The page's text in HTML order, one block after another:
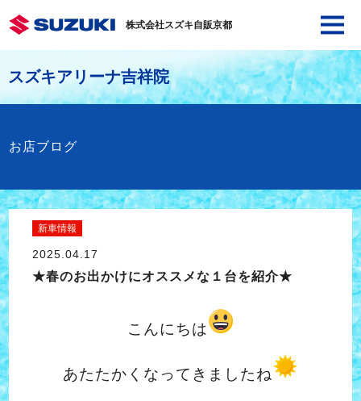
株式会社スズキ自販京都
スズキアリーナ吉祥院
お店ブログ
新車情報
2025.04.17
★春のお出かけにオススメな１台を紹介★
こんにちは
あたたかくなってきましたね